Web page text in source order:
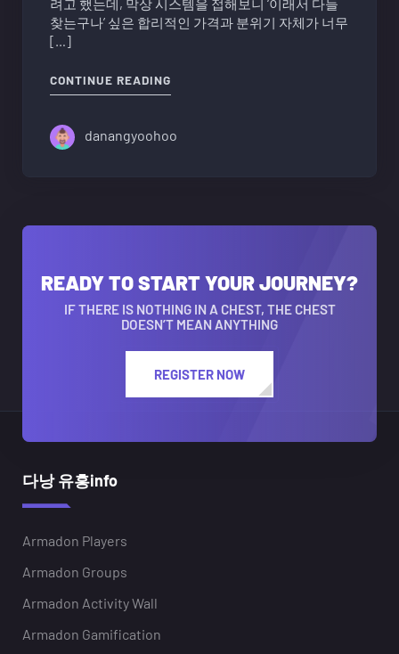
려고 했는데, 막상 시스템을 접해보니 ‘이래서 다들
찾는구나’ 싶은 합리적인 가격과 분위기 자체가 너무
[…]
CONTINUE READING
danangyoohoo
READY TO START YOUR JOURNEY?
IF THERE IS NOTHING IN A CHEST, THE CHEST
DOESN’T MEAN ANYTHING
REGISTER NOW
다낭 유흥info
Armadon Players
Armadon Groups
Armadon Activity Wall
Armadon Gamification